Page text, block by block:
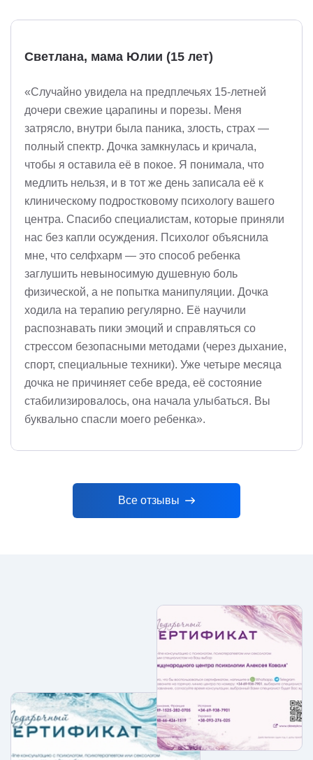
Светлана, мама Юлии (15 лет)
«Случайно увидела на предплечьях 15-летней
дочери свежие царапины и порезы. Меня
затрясло, внутри была паника, злость, страх —
полный спектр. Дочка замкнулась и кричала,
чтобы я оставила её в покое. Я понимала, что
медлить нельзя, и в тот же день записала её к
клиническому подростковому психологу вашего
центра. Спасибо специалистам, которые приняли
нас без капли осуждения. Психолог объяснила
мне, что селфхарм — это способ ребенка
заглушить невыносимую душевную боль
физической, а не попытка манипуляции. Дочка
ходила на терапию регулярно. Её научили
распознавать пики эмоций и справляться со
стрессом безопасными методами (через дыхание,
спорт, специальные техники). Уже четыре месяца
дочка не причиняет себе вреда, её состояние
стабилизировалось, она начала улыбаться. Вы
буквально спасли моего ребенка».
Все отзывы